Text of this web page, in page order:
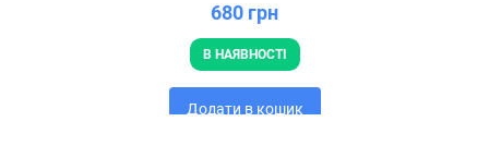
680 грн
В НАЯВНОСТІ
Додати в кошик